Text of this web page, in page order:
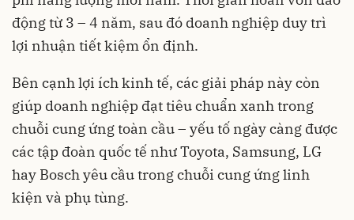
động từ 3 – 4 năm, sau đó doanh nghiệp duy trì
lợi nhuận tiết kiệm ổn định.
Bên cạnh lợi ích kinh tế, các giải pháp này còn
giúp doanh nghiệp đạt tiêu chuẩn xanh trong
chuỗi cung ứng toàn cầu – yếu tố ngày càng được
các tập đoàn quốc tế như Toyota, Samsung, LG
hay Bosch yêu cầu trong chuỗi cung ứng linh
kiện và phụ tùng.